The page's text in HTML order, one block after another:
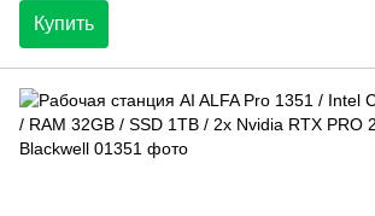
Купить